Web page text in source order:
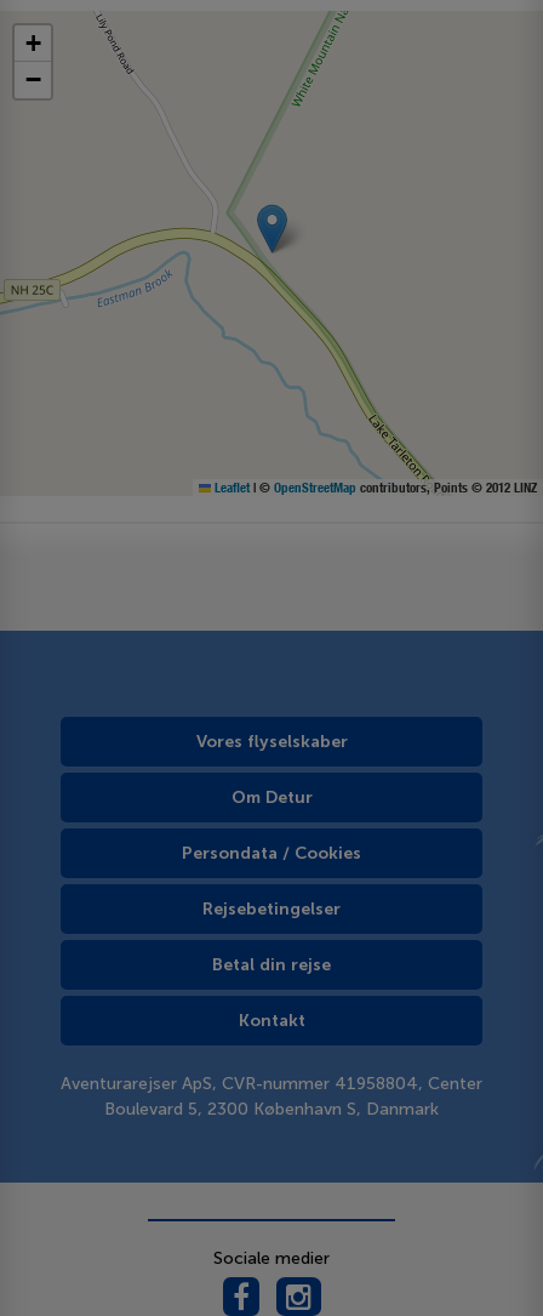
+
−
Leaflet | © OpenStreetMap contributors, Points © 2012 LINZ
Vores flyselskaber
Om Detur
Persondata / Cookies
Rejsebetingelser
Betal din rejse
Kontakt
Aventurarejser ApS, CVR-nummer 41958804, Center
Boulevard 5, 2300 København S, Danmark
Sociale medier